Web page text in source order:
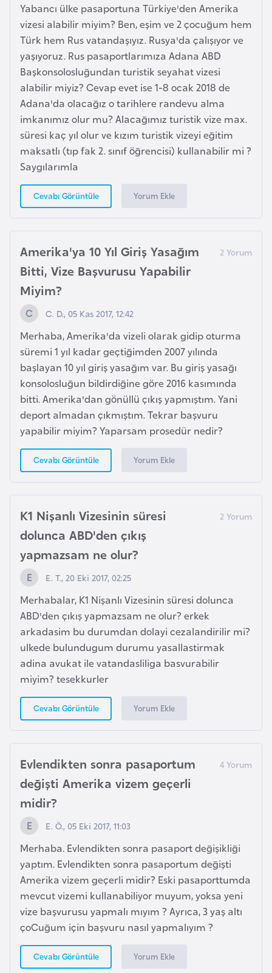
Yabancı ülke pasaportuna Türkiye'den Amerika
vizesi alabilir miyim? Ben, eşim ve 2 çocuğum hem
Türk hem Rus vatandaşıyız. Rusya'da çalışıyor ve
yaşıyoruz. Rus pasaportlarımıza Adana ABD
Başkonsolosluğundan turistik seyahat vizesi
alabilir miyiz? Cevap evet ise 1-8 ocak 2018 de
Adana'da olacağız o tarihlere randevu alma
imkanımız olur mu? Alacağımız turistik vize max.
süresi kaç yıl olur ve kızım turistik vizeyi eğitim
maksatlı (tıp fak 2. sınıf öğrencisi) kullanabilir mi ?
Saygılarımla
Cevabı Görüntüle Yorum Ekle
Amerika'ya 10 Yıl Giriş Yasağım
Bitti, Vize Başvurusu Yapabilir
Miyim?
C. D., 05 Kas 2017, 12:42
Merhaba, Amerika'da vizeli olarak gidip oturma
süremi 1 yıl kadar geçtiğimden 2007 yılında
başlayan 10 yıl giriş yasağım var. Bu giriş yasağı
konsolosluğun bildirdiğine göre 2016 kasımında
bitti. Amerika'dan gönüllü çıkış yapmıştım. Yani
deport almadan çıkmıştım. Tekrar başvuru
yapabilir miyim? Yaparsam prosedür nedir?
Cevabı Görüntüle Yorum Ekle
K1 Nişanlı Vizesinin süresi
dolunca ABD'den çıkış
yapmazsam ne olur?
E. T., 20 Eki 2017, 02:25
Merhabalar, K1 Nişanlı Vizesinin süresi dolunca
ABD'den çıkış yapmazsam ne olur? erkek
arkadasim bu durumdan dolayi cezalandirilir mi?
ulkede bulundugum durumu yasallastirmak
adina avukat ile vatandasliliga basvurabilir
miyim? tesekkurler
Cevabı Görüntüle Yorum Ekle
Evlendikten sonra pasaportum
değişti Amerika vizem geçerli
midir?
E. Ö., 05 Eki 2017, 11:03
Merhaba. Evlendikten sonra pasaport değişikliği
yaptım. Evlendikten sonra pasaportum değişti
Amerika vizem geçerli midir? Eski pasaporttumda
mevcut vizemi kullanabiliyor muyum, yoksa yeni
vize başvurusu yapmalı mıyım ? Ayrıca, 3 yaş altı
çoCuğum için başvuru nasıl yapmalıyım ?
Cevabı Görüntüle Yorum Ekle
K
e
n
y
a
K
o
n
g
o
K
ü
b
a
K
u
v
e
y
t
L
e
s
t
h
o
e
t
o
n
y
a
L
i
y
a
L
h
t
e
ş
n